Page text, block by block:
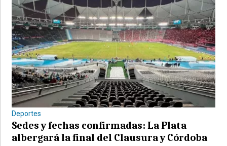
Deportes
Sedes y fechas confirmadas: La Plata
albergará la final del Clausura y Córdoba